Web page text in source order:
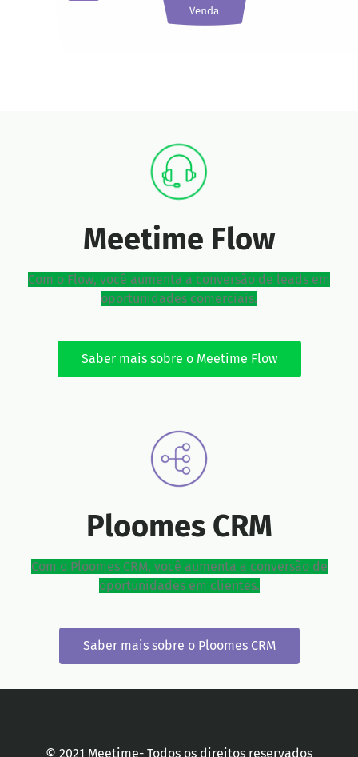
Meetime Flow
Com o Flow, você aumenta a conversão de leads em
oportunidades comerciais.
Saber mais sobre o Meetime Flow
Ploomes CRM
Com o Ploomes CRM, você aumenta a conversão de
oportunidades em clientes.
Saber mais sobre o Ploomes CRM
© 2021 Meetime- Todos os direitos reservados